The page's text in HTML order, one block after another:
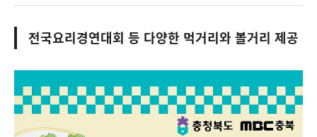
전국요리경연대회 등 다양한 먹거리와 볼거리 제공